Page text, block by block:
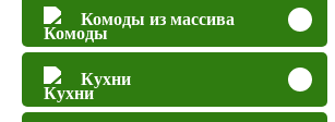
Комоды из массива
Кухни